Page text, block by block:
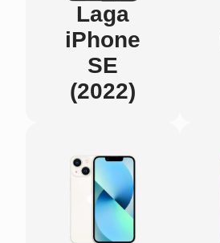
Laga
iPhone
SE
(2022)